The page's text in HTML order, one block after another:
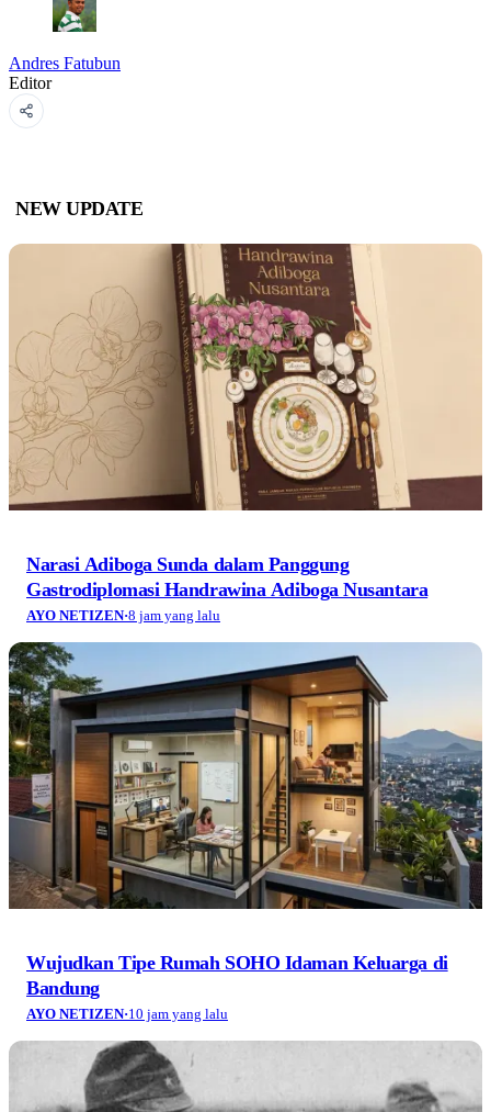
Andres Fatubun
Editor
NEW UPDATE
Narasi Adiboga Sunda dalam Panggung
Gastrodiplomasi Handrawina Adiboga Nusantara
AYO NETIZEN·8 jam yang lalu
Wujudkan Tipe Rumah SOHO Idaman Keluarga di
Bandung
AYO NETIZEN·10 jam yang lalu